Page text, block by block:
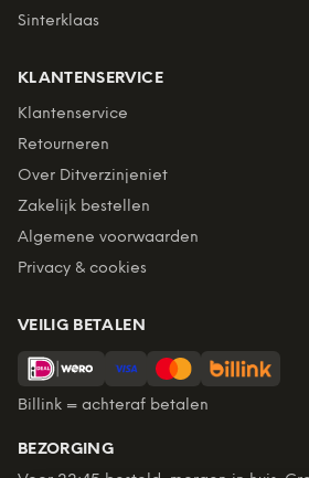
Sinterklaas
KLANTENSERVICE
Klantenservice
Retourneren
Over Ditverzinjeniet
Zakelijk bestellen
Algemene voorwaarden
Privacy & cookies
VEILIG BETALEN
Billink = achteraf betalen
BEZORGING